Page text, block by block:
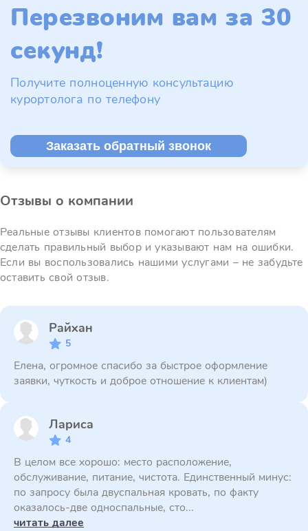
Перезвоним вам за 30
секунд!
Получите полноценную консультацию
курортолога по телефону
Заказать обратный звонок
Отзывы о компании
Реальные отзывы клиентов помогают пользователям
сделать правильный выбор и указывают нам на ошибки.
Если вы воспользовались нашими услугами – не забудьте
оставить свой отзыв.
Райхан
5
Елена, огромное спасибо за быстрое оформление
заявки, чуткость и доброе отношение к клиентам)
Лариса
4
В целом все хорошо: место расположение,
обслуживание, питание, чистота. Единственный минус:
по запросу была двуспальная кровать, по факту
оказалось-две односпальные, сто...
читать далее